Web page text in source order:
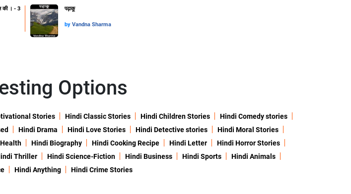
की । - 3 पढ़ाकू
by Vandna Sharma
Options
Stories Hindi Classic Stories Hindi Children Stories
Hindi Comedy stories
Hindi Drama Hindi Love Stories Hindi Detective stories
Hindi Moral Stories
Hindi Biography Hindi Cooking Recipe Hindi Letter
Hindi Horror Stories
Thriller Hindi Science-Fiction Hindi Business Hindi Sports
Hindi Animals
Hindi Anything Hindi Crime Stories